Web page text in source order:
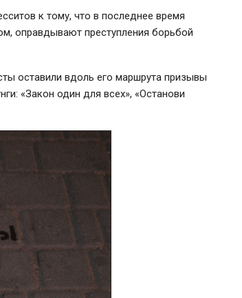
к тому, что в последнее время
оправдывают преступления борьбой
оставили вдоль его маршрута призывы
«Закон один для всех», «Останови